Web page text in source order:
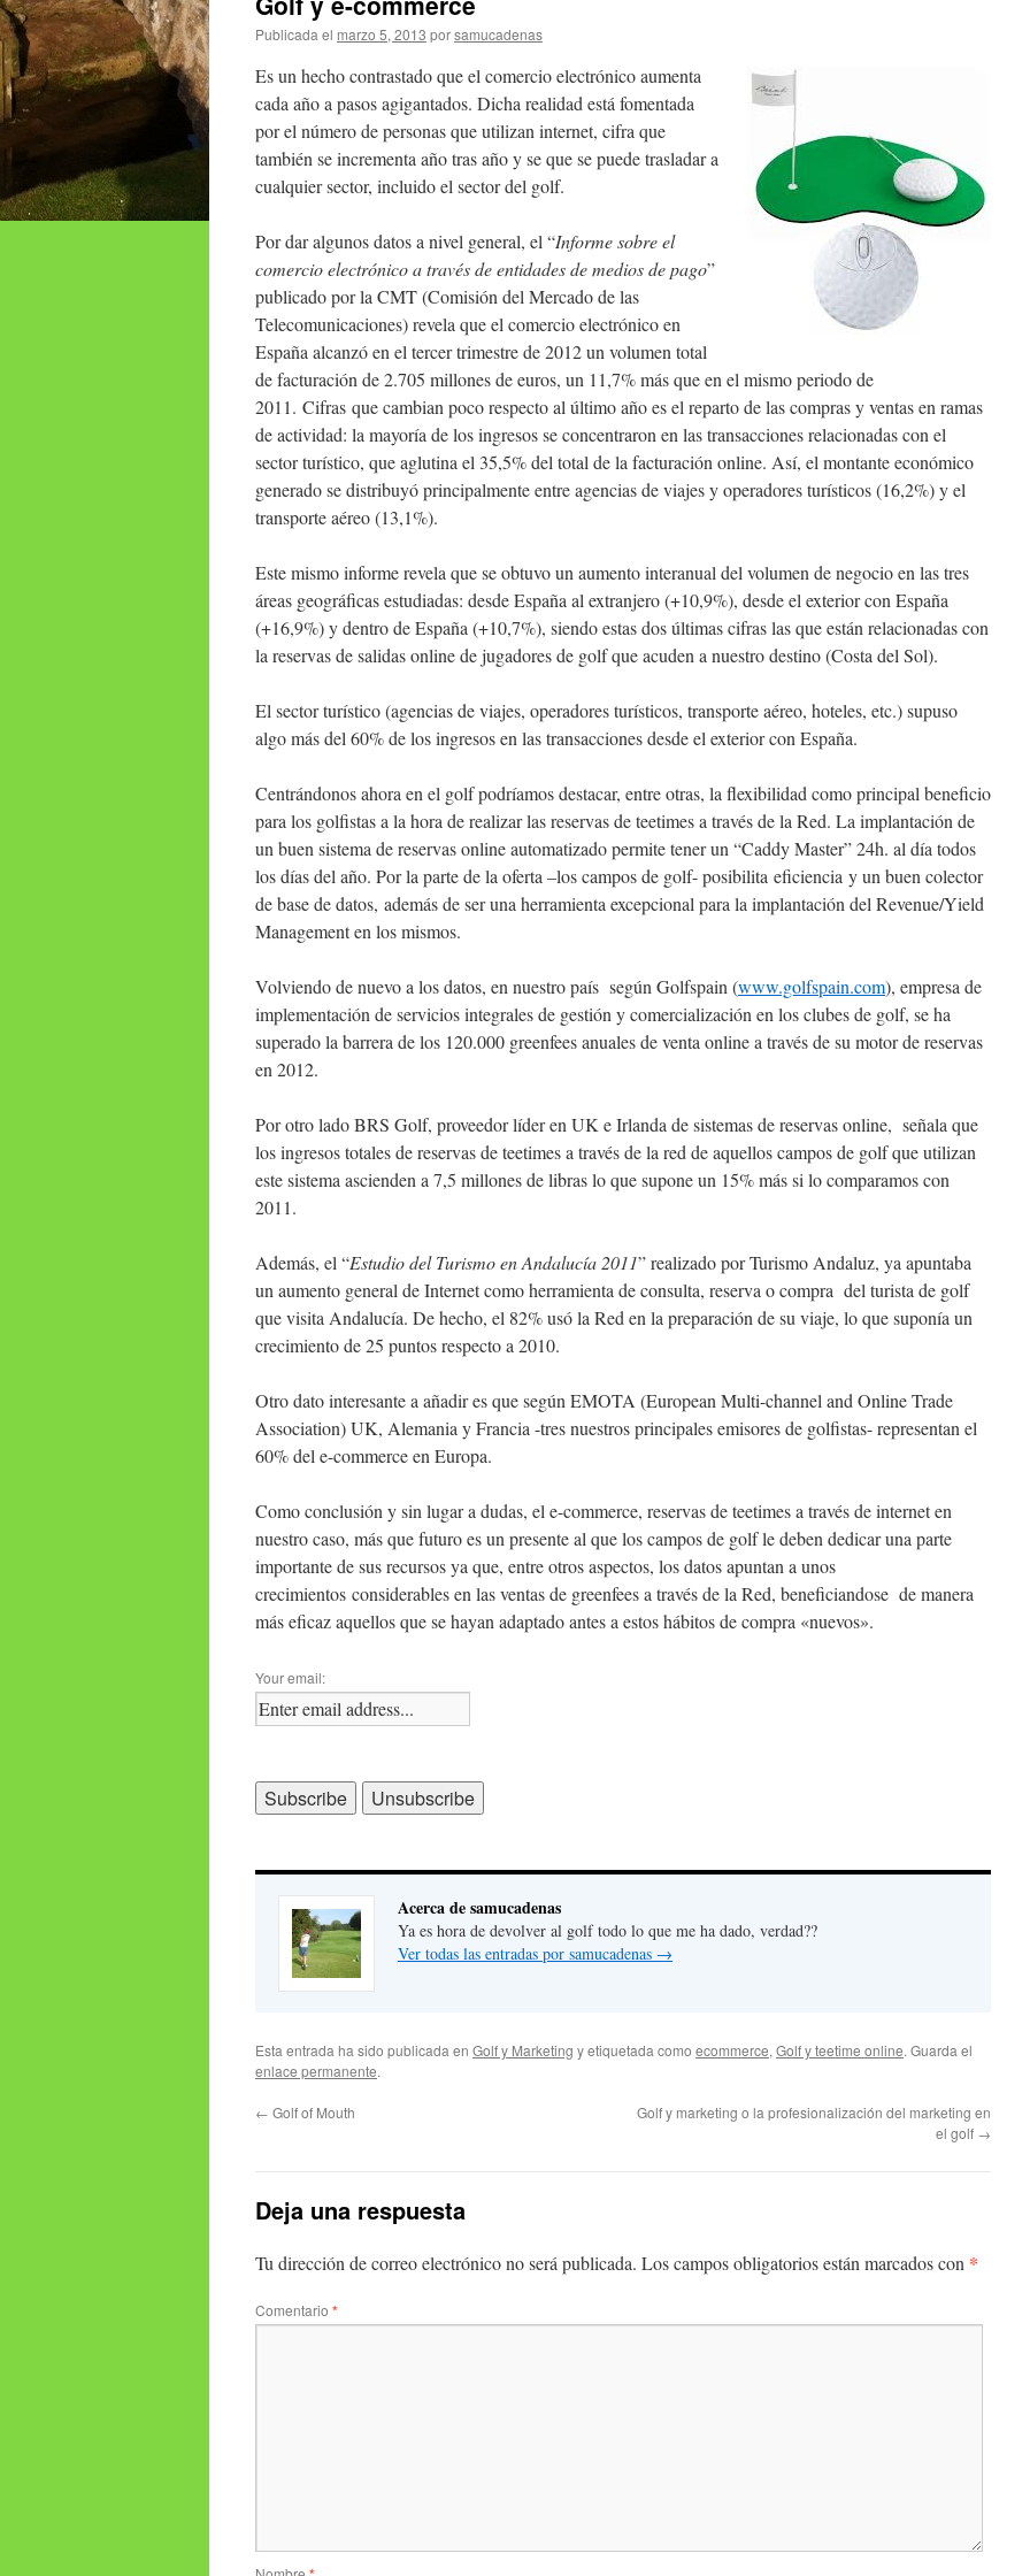
Publicada el marzo 5, 2013 porsamucadenas
Es un hecho contrastado que el comercio electrónico aumenta
cada año a pasos agigantados. Dicha realidad está fomentada
por el número de personas que utilizan internet, cifra que
también se incrementa año tras año y se que se puede trasladar a
cualquier sector, incluido el sector del golf.
Por dar algunos datos a nivel general, el “Informe sobre el
comercio electrónico a través de entidades de medios de pago”
publicado por la CMT (Comisión del Mercado de las
Telecomunicaciones) revela que el comercio electrónico en
España alcanzó en el tercer trimestre de 2012 un volumen total
de facturación de 2.705 millones de euros, un 11,7% más que en el mismo periodo de
2011. Cifras que cambian poco respecto al último año es el reparto de las compras y ventas en ramas
de actividad: la mayoría de los ingresos se concentraron en las transacciones relacionadas con el
sector turístico, que aglutina el 35,5% del total de la facturación online. Así, el montante económico
generado se distribuyó principalmente entre agencias de viajes y operadores turísticos (16,2%) y el
transporte aéreo (13,1%).
Este mismo informe revela que se obtuvo un aumento interanual del volumen de negocio en las tres
áreas geográficas estudiadas: desde España al extranjero (+10,9%), desde el exterior con España
(+16,9%) y dentro de España (+10,7%), siendo estas dos últimas cifras las que están relacionadas con
la reservas de salidas online de jugadores de golf que acuden a nuestro destino (Costa del Sol).
El sector turístico (agencias de viajes, operadores turísticos, transporte aéreo, hoteles, etc.) supuso
algo más del 60% de los ingresos en las transacciones desde el exterior con España.
Centrándonos ahora en el golf podríamos destacar, entre otras, la flexibilidad como principal beneficio
para los golfistas a la hora de realizar las reservas de teetimes a través de la Red. La implantación de
un buen sistema de reservas online automatizado permite tener un “Caddy Master” 24h. al día todos
los días del año. Por la parte de la oferta –los campos de golf- posibilita eficiencia y un buen colector
de base de datos, además de ser una herramienta excepcional para la implantación del Revenue/Yield
Management en los mismos.
Volviendo de nuevo a los datos, en nuestro país según Golfspain (www.golfspain.com), empresa de
implementación de servicios integrales de gestión y comercialización en los clubes de golf, se ha
superado la barrera de los 120.000 greenfees anuales de venta online a través de su motor de reservas
en 2012.
Por otro lado BRS Golf, proveedor líder en UK e Irlanda de sistemas de reservas online, señala que
los ingresos totales de reservas de teetimes a través de la red de aquellos campos de golf que utilizan
este sistema ascienden a 7,5 millones de libras lo que supone un 15% más si lo comparamos con
2011.
Además, el “Estudio del Turismo en Andalucía 2011” realizado por Turismo Andaluz, ya apuntaba
un aumento general de Internet como herramienta de consulta, reserva o compra del turista de golf
que visita Andalucía. De hecho, el 82% usó la Red en la preparación de su viaje, lo que suponía un
crecimiento de 25 puntos respecto a 2010.
Otro dato interesante a añadir es que según EMOTA (European Multi-channel and Online Trade
Association) UK, Alemania y Francia -tres nuestros principales emisores de golfistas- representan el
60% del e-commerce en Europa.
Como conclusión y sin lugar a dudas, el e-commerce, reservas de teetimes a través de internet en
nuestro caso, más que futuro es un presente al que los campos de golf le deben dedicar una parte
importante de sus recursos ya que, entre otros aspectos, los datos apuntan a unos
crecimientos considerables en las ventas de greenfees a través de la Red, beneficiandose de manera
más eficaz aquellos que se hayan adaptado antes a estos hábitos de compra «nuevos».
Your email:
Acerca de samucadenas
Ya es hora de devolver al golf todo lo que me ha dado, verdad??
Ver todas las entradas por samucadenas →
Esta entrada ha sido publicada en Golf y Marketing y etiquetada como ecommerce, Golf y teetime online. Guarda el
enlace permanente.
← Golf of Mouth
Golf y marketing o la profesionalización del marketing en
el golf →
Deja una respuesta
Tu dirección de correo electrónico no será publicada. Los campos obligatorios están marcados con *
Comentario *